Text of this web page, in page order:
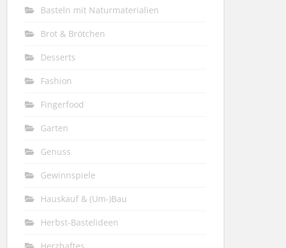
Basteln mit Naturmaterialien
Brot & Brötchen
Desserts
Fashion
Fingerfood
Garten
Genuss
Gewinnspiele
Hauskauf & (Um-)Bau
Herbst-Bastelideen